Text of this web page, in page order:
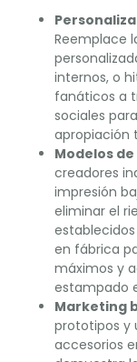
Reemplace
internos, o
fanáticos a
sociales
apropiación
Modelos
creadores
impresión
eliminar el
en fábrica
máximos y
estampado
Marketing
prototipos y
accesorios